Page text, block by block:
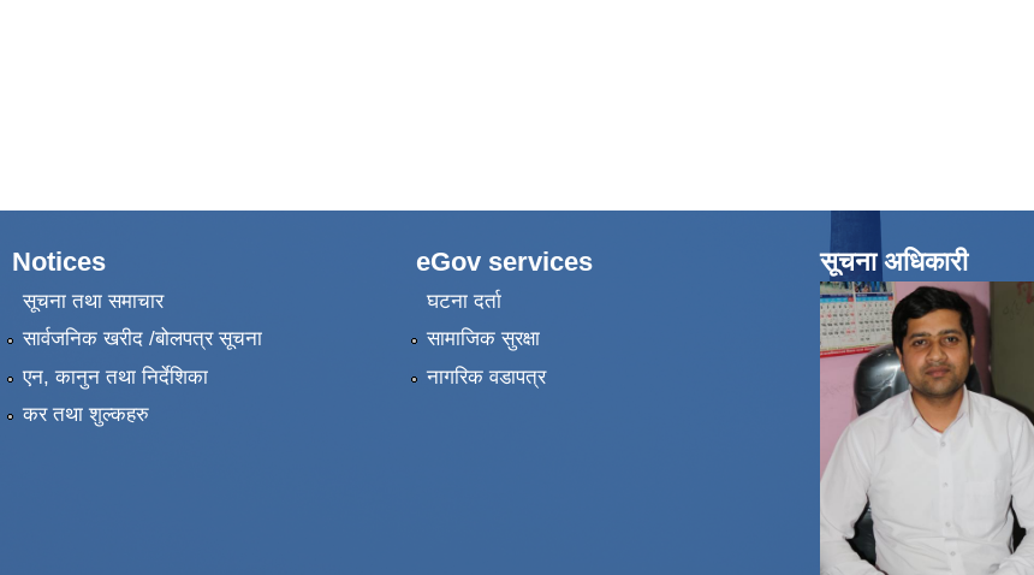
Notices
सूचना तथा समाचार
सार्वजनिक खरीद /बोलपत्र सूचना
एन, कानुन तथा निर्देशिका
कर तथा शुल्कहरु
eGov services
घटना दर्ता
सामाजिक सुरक्षा
नागरिक वडापत्र
सूचना अधिकारी